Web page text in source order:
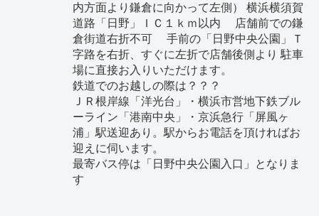
内方面より鎌倉に向かって左側） 横浜横須賀
道路「日野」ＩＣ１ｋｍ以内 店舗前での鎌
倉街道右折不可 手前の「日野中央公園」Ｔ
字路を右折、すぐに左折で店舗後側より 駐車
場に直接お入りいただけます。
鉄道でのお越しの際は？？？
ＪＲ根岸線「洋光台」・横浜市営地下鉄ブル
ーライン「港南中央」・京浜急行「屏風ヶ
浦」駅送迎あり。駅からお電話を頂ければお
迎えに伺います。
最寄バス停は「日野中央公園入口」となりま
す